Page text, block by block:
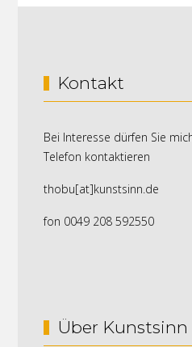
Kontakt
Bei Interesse dürfen Sie
Telefon kontaktieren
thobu[at]kunstsinn.de
fon 0049 208 592550
Über Kunstsinn